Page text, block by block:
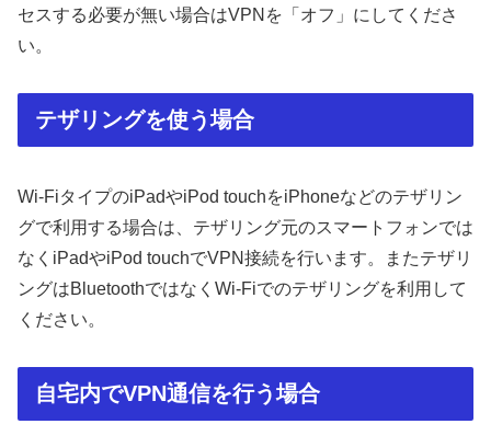
セスする必要が無い場合はVPNを「オフ」にしてくださ
い。
テザリングを使う場合
Wi-FiタイプのiPadやiPod touchをiPhoneなどのテザリン
グで利用する場合は、テザリング元のスマートフォンでは
なくiPadやiPod touchでVPN接続を行います。またテザリ
ングはBluetoothではなくWi-Fiでのテザリングを利用して
ください。
自宅内でVPN通信を行う場合